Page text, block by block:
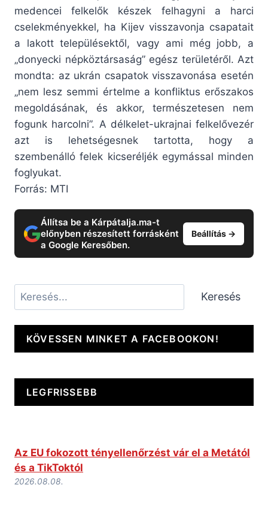
medencei felkelők készek felhagyni a harci
cselekményekkel, ha Kijev visszavonja csapatait
a lakott településektől, vagy ami még jobb, a
„donyecki népköztársaság” egész területéről. Azt
mondta: az ukrán csapatok visszavonása esetén
„nem lesz semmi értelme a konfliktus erőszakos
megoldásának, és akkor, természetesen nem
fogunk harcolni”. A délkelet-ukrajnai felkelővezér
azt is lehetségesnek tartotta, hogy a
szembenálló felek kicseréljék egymással minden
foglyukat.
Forrás: MTI
Állítsa be a Kárpátalja.ma-t
előnyben részesített forrásként
a Google Keresőben.
Beállítás →
Keresés Keresés
KÖVESSEN MINKET A FACEBOOKON!
LEGFRISSEBB
Az EU fokozott tényellenőrzést vár el a Metától
és a TikToktól
2026.08.08.